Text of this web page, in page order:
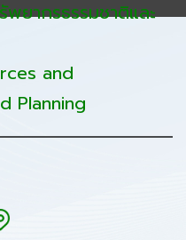
พยากรธรรมชาติและ
and
Planning